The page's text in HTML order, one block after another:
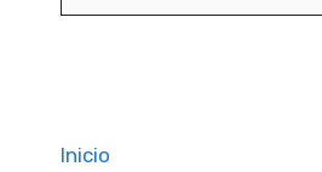
Inicio